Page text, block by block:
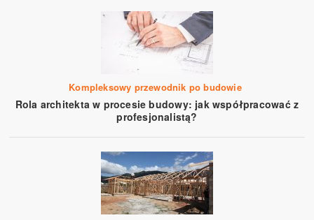
Kompleksowy przewodnik po budowie
Rola architekta w procesie budowy: jak współpracować z
profesjonalistą?